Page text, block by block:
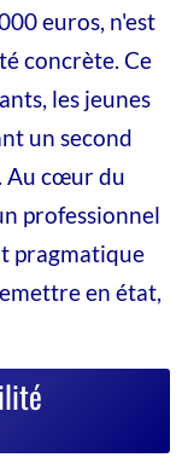
euros, n'est
concrète. Ce
les jeunes
un second
Au cœur du
professionnel
pragmatique
en état,